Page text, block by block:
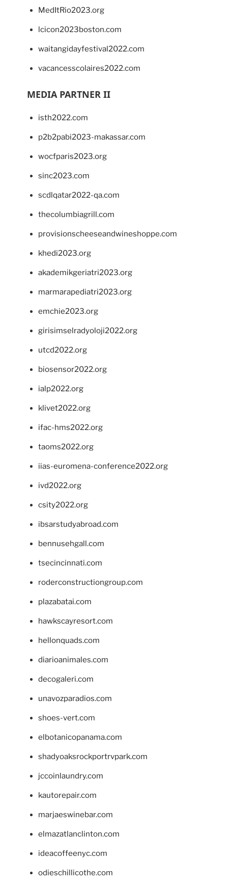
MedItRio2023.org
lcicon2023boston.com
waitangidayfestival2022.com
vacancesscolaires2022.com
MEDIA PARTNER II
isth2022.com
p2b2pabi2023-makassar.com
wocfparis2023.org
sinc2023.com
scdlqatar2022-qa.com
thecolumbiagrill.com
provisionscheeseandwineshoppe.com
khedi2023.org
akademikgeriatri2023.org
marmarapediatri2023.org
emchie2023.org
girisimselradyoloji2022.org
utcd2022.org
biosensor2022.org
ialp2022.org
klivet2022.org
ifac-hms2022.org
taoms2022.org
iias-euromena-conference2022.org
ivd2022.org
csity2022.org
ibsarstudyabroad.com
bennusehgall.com
tsecincinnati.com
roderconstructiongroup.com
plazabatai.com
hawkscayresort.com
hellonquads.com
diarioanimales.com
decogaleri.com
unavozparadios.com
shoes-vert.com
elbotanicopanama.com
shadyoaksrockportrvpark.com
jccoinlaundry.com
kautorepair.com
marjaeswinebar.com
elmazatlanclinton.com
ideacoffeenyc.com
odieschillicothe.com